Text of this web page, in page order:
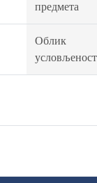
предмета
Облик